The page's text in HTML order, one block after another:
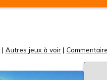
| Autres jeux à voir |